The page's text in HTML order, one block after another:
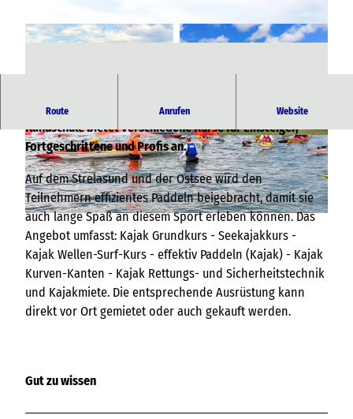
© paddelprofi.com / Kredl | CC-BY-NC-SA
© paddelprofi.com / Kredl |CC-BY-NC-SA © paddelprofi.com / Kredl |CC-BY-NC-SA
Route Anrufen Website
Kanukursanbieter und Kajakverleih in Stralsund. Die
Kanuschule bietet verschiedene Kurse für Einsteiger,
Fortgeschrittene und Profis an.
Auf dem Strelasund und der Ostsee wird den
Teilnehmern effizientes Paddeln beigebracht, damit sie
auch lange Spaß an diesem Sport erleben können. Das
Angebot umfasst: Kajak Grundkurs - Seekajakkurs -
Kajak Wellen-Surf-Kurs - effektiv Paddeln (Kajak) - Kajak
Kurven-Kanten - Kajak Rettungs- und Sicherheitstechnik
und Kajakmiete. Die entsprechende Ausrüstung kann
direkt vor Ort gemietet oder auch gekauft werden.
Gut zu wissen